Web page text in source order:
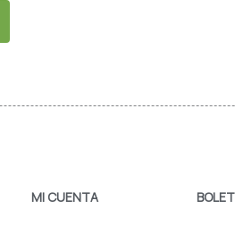
MI CUENTA